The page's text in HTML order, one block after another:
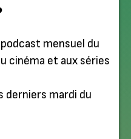
mensuel du
cinéma et aux séries
derniers mardi du